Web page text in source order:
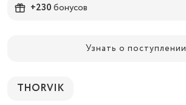
+230бонусов
Узнать о поступлении
THORVIK